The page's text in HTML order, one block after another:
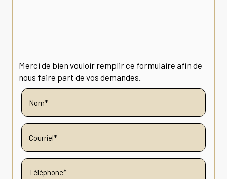
Merci de bien vouloir remplir ce formulaire afin de
nous faire part de vos demandes.